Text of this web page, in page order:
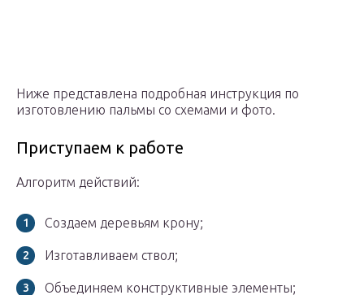
Ниже представлена подробная инструкция по
изготовлению пальмы со схемами и фото.
Приступаем к работе
Алгоритм действий:
Создаем деревьям крону;
Изготавливаем ствол;
Объединяем конструктивные элементы;